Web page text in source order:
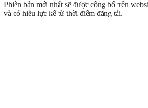
Phiên bản mới nhất sẽ được công bố trên
và có hiệu lực kể từ thời điểm đăng tải.